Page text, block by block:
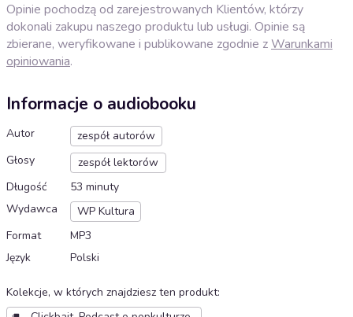
Opinie pochodzą od zarejestrowanych Klientów, którzy
dokonali zakupu naszego produktu lub usługi. Opinie są
zbierane, weryfikowane i publikowane zgodnie zWarunkami
opiniowania.
Informacje o audiobooku
Autor
zespół autorów
Głosy
zespół lektorów
Długość
53 minuty
Wydawca
WP Kultura
Format
MP3
Język
Polski
Kolekcje, w których znajdziesz ten produkt: